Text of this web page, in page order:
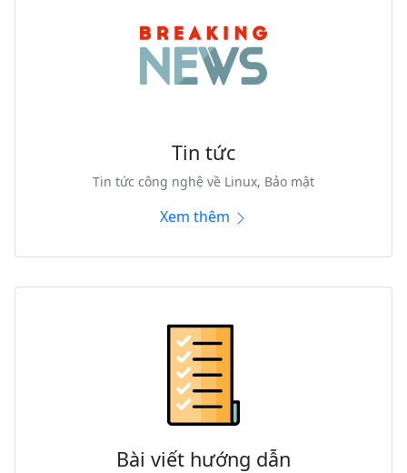
Tin tức
Tin tức công nghệ về Linux, Bảo mật
Xem thêm
Bài viết hướng dẫn